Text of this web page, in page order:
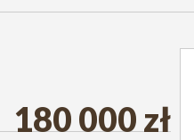
180 000 zł